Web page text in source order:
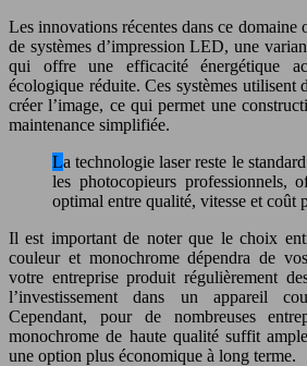
Les innovations récentes dans ce domaine
de systèmes d’impression LED, une
qui offre une efficacité énergétique
écologique réduite. Ces systèmes utilisent
créer l’image, ce qui permet une
maintenance simplifiée.
La technologie laser reste le standard de l’industrie pour
les photocopieurs professionnels,
optimal entre qualité, vitesse et coût
Il est important de noter que le choix
couleur et monochrome dépendra de
votre entreprise produit régulièrement
l’investissement dans un appareil
Cependant, pour de nombreuses
monochrome de haute qualité suffit
une option plus économique à long terme.